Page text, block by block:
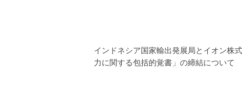
インドネシア国家輸出発展局とイオン株
力に関する包括的覚書」の締結について